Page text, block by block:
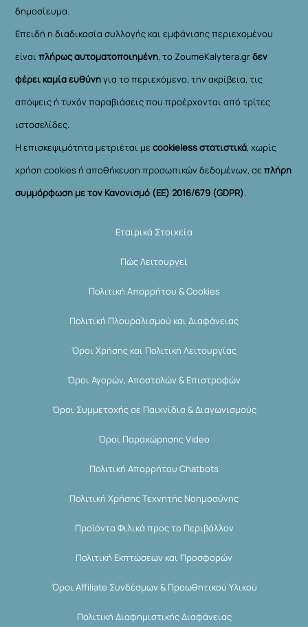
δημοσίευμα.
Επειδή η διαδικασία συλλογής και εμφάνισης περιεχομένου
είναιπλήρως αυτοματοποιημένη, το ZoumeKalytera.grδεν
φέρει καμία ευθύνηγια το περιεχόμενο, την ακρίβεια, τις
απόψεις ή τυχόν παραβιάσεις που προέρχονται από τρίτες
ιστοσελίδες.
Η επισκεψιμότητα μετριέται μεcookieless στατιστικά, χωρίς
χρήση cookies ή αποθήκευση προσωπικών δεδομένων, σεπλήρη
συμμόρφωση με τον Κανονισμό (ΕΕ) 2016/679 (GDPR).
Εταιρικά Στοιχεία
Πώς Λειτουργεί
Πολιτική Απορρήτου & Cookies
Πολιτική Πλουραλισμού και Διαφάνειας
Όροι Χρήσης και Πολιτική Λειτουργίας
Όροι Αγορών, Αποστολών & Επιστροφών
Όροι Συμμετοχής σε Παιχνίδια & Διαγωνισμούς
Όροι Παραχώρησης Video
Πολιτική Απορρήτου Chatbots
Πολιτική Χρήσης Τεχνητής Νοημοσύνης
Προϊόντα Φιλικά προς το Περιβάλλον
Πολιτική Εκπτώσεων και Προσφορών
Όροι Affiliate Συνδέσμων & Προωθητικού Υλικού
Πολιτική Διαφημιστικής Διαφάνειας